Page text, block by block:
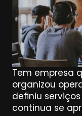
Tem empresa
organizou
definiu
continua se